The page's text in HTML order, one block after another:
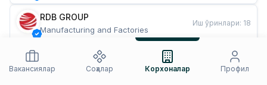
RDB GROUP
Manufacturing and Factories
Иш ўринлари: 18
Restaurants and Fast Food
Иш ўринлари
Вакансиялар
Соҳалар Корхоналар Профил